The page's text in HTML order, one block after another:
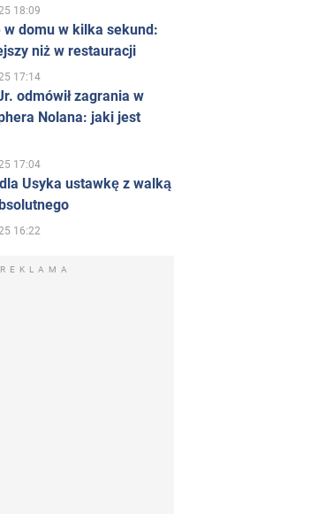
18:09
w domu w kilka sekund:
niż w restauracji
17:14
odmówił zagrania w
Nolana: jaki jest
17:04
Usyka ustawkę z walką
16:22
REKLAMA